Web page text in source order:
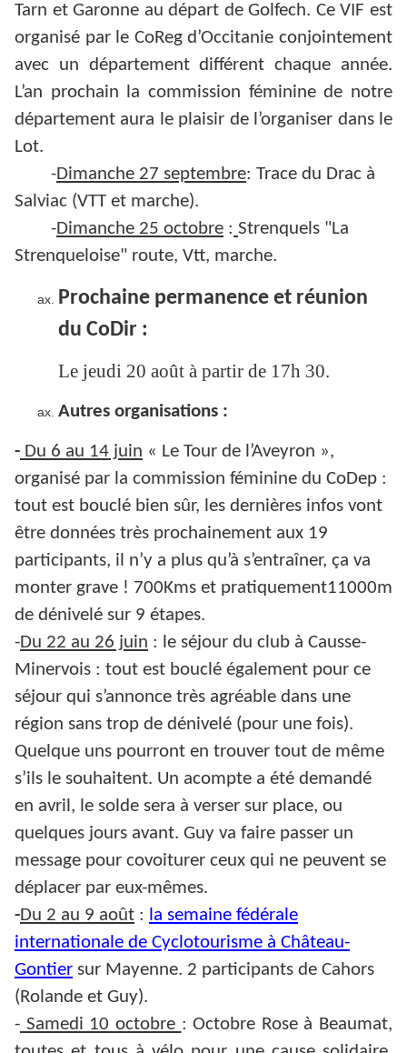
Tarn et Garonne au départ de Golfech. Ce VIF est
organisé par le CoReg d’Occitanie conjointement
avec un département différent chaque année.
L’an prochain la commission féminine de notre
département aura le plaisir de l’organiser dans le
Lot.
-Dimanche 27 septembre: Trace du Drac à
Salviac (VTT et marche).
-Dimanche 25 octobre : Strenquels "La
Strenqueloise" route, Vtt, marche.
Prochaine permanence et réunion
du CoDir :
Le jeudi 20 août à partir de 17h 30.
Autres organisations :
- Du 6 au 14 juin « Le Tour de l’Aveyron »,
organisé par la commission féminine du CoDep :
tout est bouclé bien sûr, les dernières infos vont
être données très prochainement aux 19
participants, il n’y a plus qu’à s’entraîner, ça va
monter grave ! 700Kms et pratiquement11000m
de dénivelé sur 9 étapes.
-Du 22 au 26 juin : le séjour du club à Causse-
Minervois : tout est bouclé également pour ce
séjour qui s’annonce très agréable dans une
région sans trop de dénivelé (pour une fois).
Quelque uns pourront en trouver tout de même
s’ils le souhaitent. Un acompte a été demandé
en avril, le solde sera à verser sur place, ou
quelques jours avant. Guy va faire passer un
message pour covoiturer ceux qui ne peuvent se
déplacer par eux-mêmes.
-Du 2 au 9 août : la semaine fédérale
internationale de Cyclotourisme à Château-
Gontier sur Mayenne. 2 participants de Cahors
(Rolande et Guy).
- Samedi 10 octobre : Octobre Rose à Beaumat,